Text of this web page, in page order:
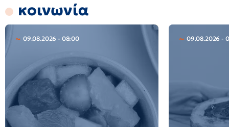
κοινωνία
09.08.2026 - 08:00 09.08.2026 -